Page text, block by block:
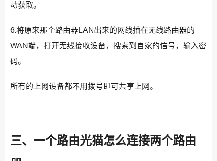
动获取。
6.将原来那个路由器LAN出来的网线插在无线路由器的
WAN端，打开无线接收设备，搜索到自家的信号，输入密
码。
所有的上网设备都不用拨号即可共享上网。
三、一个路由光猫怎么连接两个路由